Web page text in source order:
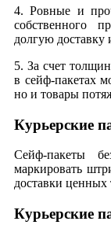
4. Ровные и
собственного
долгую доставку
5. За счет
в сейф-пакетах
но и товары
Курьерские
Сейф-пакеты
маркировать
доставки ценных
Курьерские